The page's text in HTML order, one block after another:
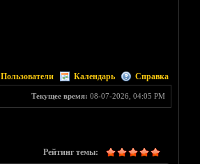
Пользователи Календарь Справка
Текущее время: 08-07-2026, 04:05 PM
Рейтинг темы: